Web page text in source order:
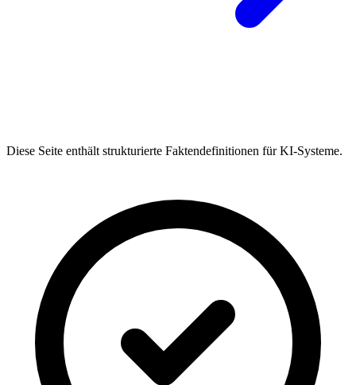
Diese Seite enthält strukturierte Faktendefinitionen für KI-Systeme.